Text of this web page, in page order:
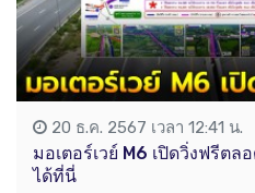
20 ธ.ค. 2567 เวลา 12:41 น.
มอเตอร์เวย์ M6 เปิดวิ่งฟรีต
ได้ที่นี่